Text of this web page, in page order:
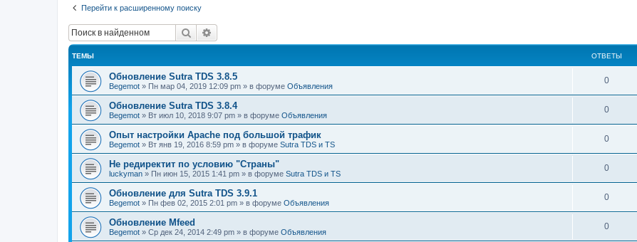
Перейти к расширенному поиску
Поиск
ТЕМЫ ОТВЕТЫ
Обновление Sutra TDS 3.8.5
Begemot » Пн мар 04, 2019 12:09 pm » в форуме Объявления
0
Обновление Sutra TDS 3.8.4
Begemot » Вт июл 10, 2018 9:07 pm » в форуме Объявления
0
Опыт настройки Apache под большой трафик
Begemot » Вт янв 19, 2016 8:59 pm » в форуме Sutra TDS и TS
0
Не редиректит по условию "Страны"
luckyman » Пн июн 15, 2015 1:41 pm » в форуме Sutra TDS и TS
0
Обновление для Sutra TDS 3.9.1
Begemot » Пн фев 02, 2015 2:01 pm » в форуме Объявления
0
Обновление Mfeed
Begemot » Ср дек 24, 2014 2:49 pm » в форуме Объявления
0